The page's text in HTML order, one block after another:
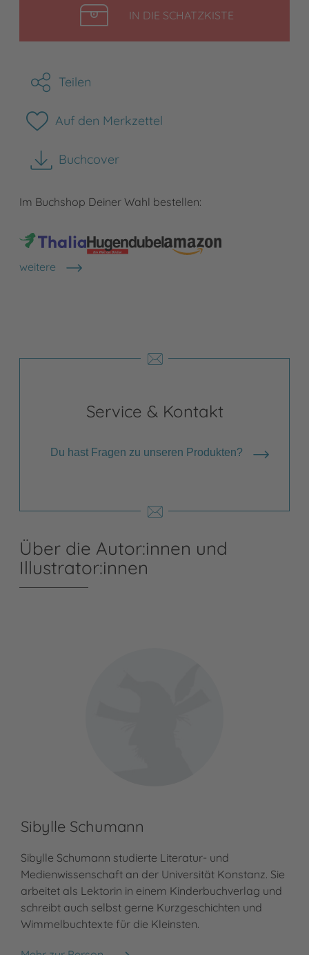
IN DIE SCHATZKISTELEGEN
Teilen
Auf den Merkzettel
Buchcover
herunterladen
Im Buchshop Deiner Wahl bestellen:
weitere
Shops anzeigen
Service & Kontakt
Du hast Fragen zu unseren Produkten?
Über die Autor:innen und
Illustrator:innen
Sibylle Schumann
Sibylle Schumann studierte Literatur- und
Medienwissenschaft an der Universität Konstanz. Sie
arbeitet als Lektorin in einem Kinderbuchverlag und
schreibt auch selbst gerne Kurzgeschichten und
Wimmelbuchtexte für die Kleinsten.